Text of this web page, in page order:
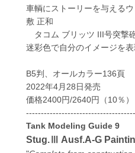
車輌にストーリーを与える
敷 正和
タコム ブリッツ III号突撃
迷彩色で自分のイメージを
B5判、オールカラー136頁
2022年4月28日発売
価格2400円/2640円（10％）
Tank Modeling Guide 9
Stug.Ⅲ Ausf.A-G